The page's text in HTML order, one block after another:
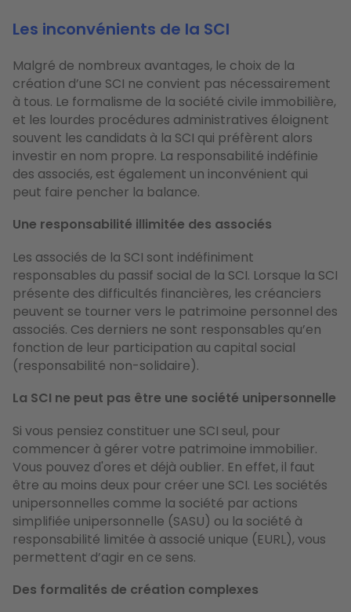
Les inconvénients de la SCI
Malgré de nombreux avantages, le choix de la
création d’une SCI ne convient pas nécessairement
à tous. Le formalisme de la société civile immobilière,
et les lourdes procédures administratives éloignent
souvent les candidats à la SCI qui préfèrent alors
investir en nom propre. La responsabilité indéfinie
des associés, est également un inconvénient qui
peut faire pencher la balance.
Une responsabilité illimitée des associés
Les associés de la SCI sont indéfiniment
responsables du passif social de la SCI. Lorsque la SCI
présente des difficultés financières, les créanciers
peuvent se tourner vers le patrimoine personnel des
associés. Ces derniers ne sont responsables qu’en
fonction de leur participation au capital social
(responsabilité non-solidaire).
La SCI ne peut pas être une société unipersonnelle
Si vous pensiez constituer une SCI seul, pour
commencer à gérer votre patrimoine immobilier.
Vous pouvez d'ores et déjà oublier. En effet, il faut
être au moins deux pour créer une SCI. Les sociétés
unipersonnelles comme la société par actions
simplifiée unipersonnelle (SASU) ou la société à
responsabilité limitée à associé unique (EURL), vous
permettent d’agir en ce sens.
Des formalités de création complexes